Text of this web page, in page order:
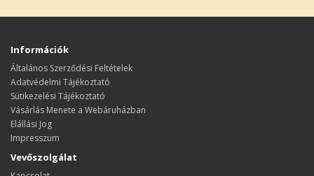
Információk
Általános Szerződési Feltételek
Adatvédelmi Tájékoztató
Sütikezelési Tájékoztató
Vásárlás Menete a Webáruházban
Elállási Jog
Impresszum
Vevőszolgálat